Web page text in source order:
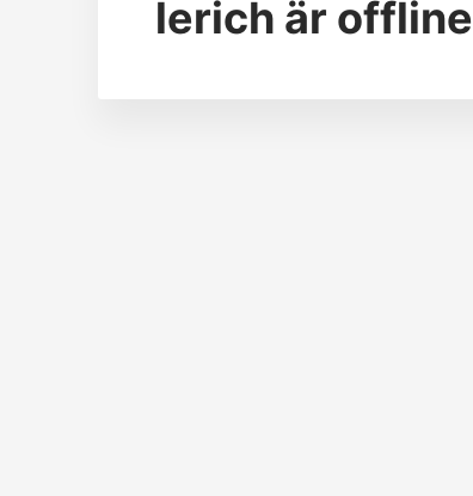
lerich är offline